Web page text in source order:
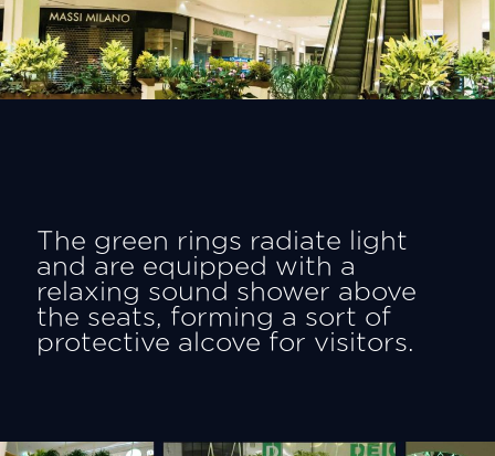
The green rings radiate light
and are equipped with a
relaxing sound shower above
the seats, forming a sort of
protective alcove for visitors.